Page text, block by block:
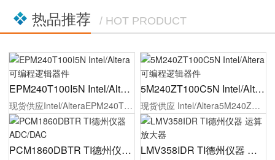
热品推荐 / HOT PRODUCT
EPM240T100I5N Intel/Altera 可编程逻辑器件
现货供应Intel/AlteraEPM240T100I5N可编程逻辑器件，原厂代理商授权，100%原装正品，同时为制造工厂的采购人员/工程师提供报价，选型指导，样品测试，技术支持，配备1对1专属等服务。
5M240ZT100C5N Intel/Altera 可编程逻辑器件
现货供应 Intel/Altera5M240ZT100C5N可编程逻辑器件，原厂代理商授权，100%原装正品，同时为制造工厂的采购人员/工程师提供报价，选型指导，样品测试，技术支持，配备1对1专属等服务。
PCM1860DBTR TI德州仪器 ADC/DAC LMV358IDR TI德州仪器 运算放大器